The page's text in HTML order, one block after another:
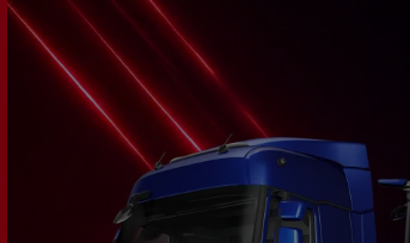
Découvrez notre gamme
Renault Trucks Master Red
Camion occasion N°1
Used trucks by
Renault Trucks
Nos offres
Renault Trucks Provence
Renault Trucks Grand